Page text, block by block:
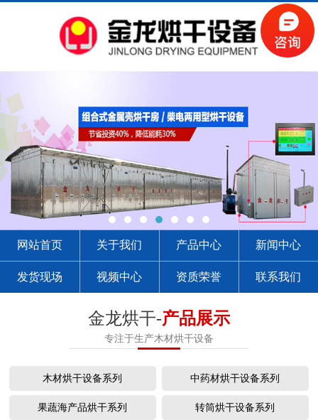
网站首页 关于我们 产品中心 新闻中心
发货现场 视频中心 资质荣誉 联系我们
金龙烘干-产品展示
专注于生产木材烘干设备
木材烘干设备系列 中药材烘干设备系列
果蔬海产品烘干系列 转筒烘干设备系列